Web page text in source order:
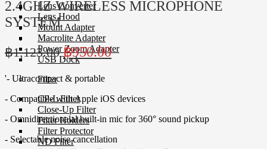
Lens Converter
Lens Hood
Mount Adapter
Macrolite Adapter
Power Zoom Adapter
USB Dock
Filter
CP-L Filter
Close-Up Filter
Filter Holders
Filter Protector
ND Filter
2.4GHZ WIRELESS MICROPHONE
SYSTEM
฿1,123.00 Original
price
was:
฿1,123.00.
฿950.00Current
฿950.00.
'- Ultracompact & portable
- Compatible with Apple iOS devices
- Omnidirectionalal built-in mic for 360° sound pickup
- Selectable noise cancellation